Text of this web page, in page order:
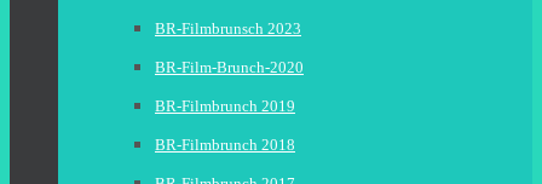
BR-Filmbrunsch 2023
BR-Film-Brunch-2020
BR-Filmbrunch 2019
BR-Filmbrunch 2018